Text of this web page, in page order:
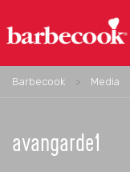
Barbecook > Media
avangarde1